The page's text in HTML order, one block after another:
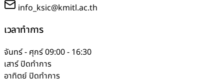
info_ksic@kmitl.ac.th
เวลาทำการ
จันทร์ - ศุกร์09:00 - 16:30
เสาร์ปิดทำการ
อาทิตย์ปิดทำการ